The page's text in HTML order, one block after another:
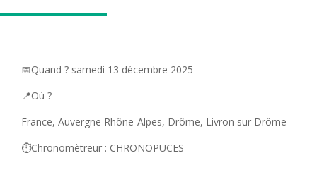
📅Quand ? samedi 13 décembre 2025
📍Où ?
France, Auvergne Rhône-Alpes, Drôme, Livron sur Drôme
⏱️Chronomètreur : CHRONOPUCES